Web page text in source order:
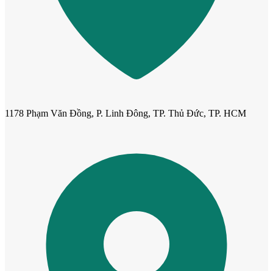
1178 Phạm Văn Đồng, P. Linh Đông, TP. Thủ Đức, TP. HCM